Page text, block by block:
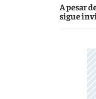
A pesar
sigue